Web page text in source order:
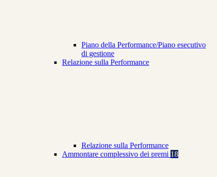
Piano della Performance/Piano esecutivo
di gestione
Relazione sulla Performance
Relazione sulla Performance
Ammontare complessivo dei premi 18